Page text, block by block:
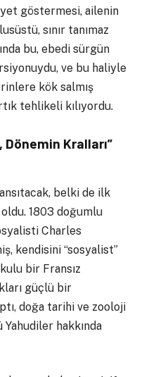
göstermesi, ailenin
sınır tanımaz
bu, ebedi sürgün
ve bu haliyle
kök salmış
tehlikeli kılıyordu.
Kralları”
belki de ilk
1803 doğumlu
Charles
kendisini “sosyalist”
bir Fransız
güçlü bir
doğa tarihi ve zooloji
Yahudiler hakkında